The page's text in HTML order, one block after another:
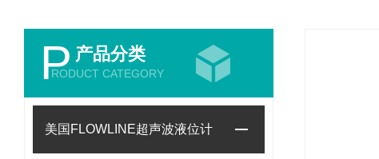
P 产品分类
RODUCT CATEGORY
美国FLOWLINE超声波液位计